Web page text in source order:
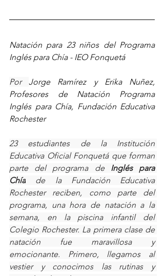
Natación para 23 niños del Programa
Inglés para Chía - IEO Fonquetá
Por Jorge Ramírez y Erika Nuñez,
Profesores de Natación Programa
Inglés para Chía, Fundación Educativa
Rochester
23 estudiantes de la Institución
Educativa Oficial Fonquetá que forman
parte del programa de Inglés para
Chía de la Fundación Educativa
Rochester reciben, como parte del
programa, una hora de natación a la
semana, en la piscina infantil del
Colegio Rochester. La primera clase de
natación fue maravillosa y
emocionante. Primero, llegamos al
vestier y conocimos las rutinas y